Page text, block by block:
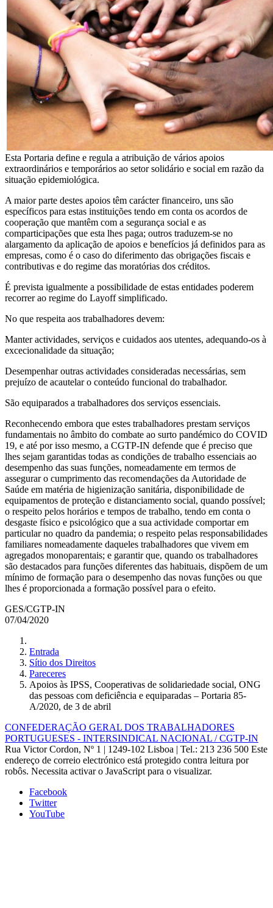
Esta Portaria define e regula a atribuição de vários apoios
extraordinários e temporários ao setor solidário e social em razão da
situação epidemiológica.
A maior parte destes apoios têm carácter financeiro, uns são
específicos para estas instituições tendo em conta os acordos de
cooperação que mantêm com a segurança social e as
comparticipações que esta lhes paga; outros traduzem-se no
alargamento da aplicação de apoios e benefícios já definidos para as
empresas, como é o caso do diferimento das obrigações fiscais e
contributivas e do regime das moratórias dos créditos.
É prevista igualmente a possibilidade de estas entidades poderem
recorrer ao regime do Layoff simplificado.
No que respeita aos trabalhadores devem:
Manter actividades, serviços e cuidados aos utentes, adequando-os à
excecionalidade da situação;
Desempenhar outras actividades consideradas necessárias, sem
prejuízo de acautelar o conteúdo funcional do trabalhador.
São equiparados a trabalhadores dos serviços essenciais.
Reconhecendo embora que estes trabalhadores prestam serviços
fundamentais no âmbito do combate ao surto pandémico do COVID
19, e até por isso mesmo, a CGTP-IN defende que é preciso que
lhes sejam garantidas todas as condições de trabalho essenciais ao
desempenho das suas funções, nomeadamente em termos de
assegurar o cumprimento das recomendações da Autoridade de
Saúde em matéria de higienização sanitária, disponibilidade de
equipamentos de proteção e distanciamento social, quando possível;
o respeito pelos horários e tempos de trabalho, tendo em conta o
desgaste físico e psicológico que a sua actividade comportar em
particular no quadro da pandemia; o respeito pelas responsabilidades
familiares nomeadamente daqueles trabalhadores que vivem em
agregados monoparentais; e garantir que, quando os trabalhadores
são destacados para funções diferentes das habituais, dispõem de um
mínimo de formação para o desempenho das novas funções ou que
lhes é proporcionada a formação possível para o efeito.
GES/CGTP-IN
07/04/2020
Entrada
Sítio dos Direitos
Pareceres
Apoios às IPSS, Cooperativas de solidariedade social, ONG
das pessoas com deficiência e equiparadas – Portaria 85-
A/2020, de 3 de abril
CONFEDERAÇÃO GERAL DOS TRABALHADORES
PORTUGUESES - INTERSINDICAL NACIONAL / CGTP-IN
Rua Victor Cordon, Nº 1 | 1249-102 Lisboa | Tel.: 213 236 500 Este
endereço de correio electrónico está protegido contra leitura por
robôs. Necessita activar o JavaScript para o visualizar.
Facebook
Twitter
YouTube